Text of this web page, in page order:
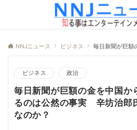
NNJニュース ビジネス 毎日新聞が巨額の金を中国から受け
ビジネス 政治
毎日新聞が巨額の金を中国か
るのは公然の事実 辛坊治郎
なのか？